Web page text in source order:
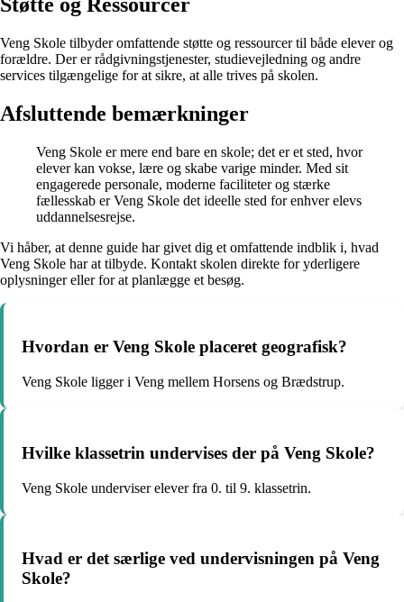
Veng Skole tilbyder omfattende støtte og ressourcer til både elever og
forældre. Der er rådgivningstjenester, studievejledning og andre
services tilgængelige for at sikre, at alle trives på skolen.
Afsluttende bemærkninger
Veng Skole er mere end bare en skole; det er et sted, hvor
elever kan vokse, lære og skabe varige minder. Med sit
engagerede personale, moderne faciliteter og stærke
fællesskab er Veng Skole det ideelle sted for enhver elevs
uddannelsesrejse.
Vi håber, at denne guide har givet dig et omfattende indblik i, hvad
Veng Skole har at tilbyde. Kontakt skolen direkte for yderligere
oplysninger eller for at planlægge et besøg.
Hvordan er Veng Skole placeret geografisk?
Veng Skole ligger i Veng mellem Horsens og Brædstrup.
Hvilke klassetrin undervises der på Veng Skole?
Veng Skole underviser elever fra 0. til 9. klassetrin.
Hvad er det særlige ved undervisningen på Veng
Skole?